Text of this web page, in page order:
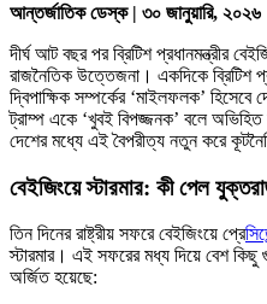
আন্তর্জাতিক ডেস্ক | ৩০ জানুয়ারি, ২০২৬
দীর্ঘ আট বছর পর ব্রিটিশ প্রধানমন্ত্রীর
রাজনৈতিক উত্তেজনা। একদিকে ব্রিটিশ
দ্বিপাক্ষিক সম্পর্কের ‘মাইলফলক’ হিসেবে
ট্রাম্প একে ‘খুবই বিপজ্জনক’ বলে
দেশের মধ্যে এই বৈপরীত্য নতুন করে
বেইজিংয়ে স্টারমার: কী পেল
তিন দিনের রাষ্ট্রীয় সফরে বেইজিংয়ে প্রে
স্টারমার। এই সফরের মধ্য দিয়ে বেশ
অর্জিত হয়েছে: